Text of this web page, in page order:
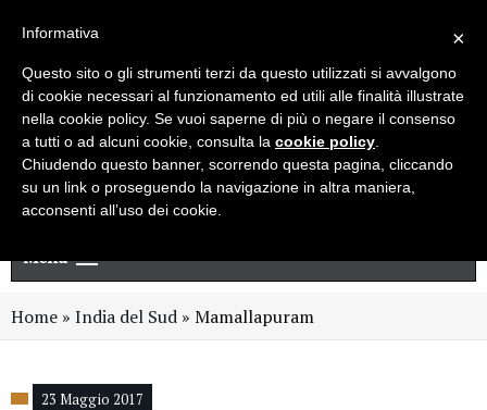
Newsletter
Menu
Home » India del Sud » Mamallapuram
23 Maggio 2017
×
Informativa
Questo sito o gli strumenti terzi da questo utilizzati si avvalgono
di cookie necessari al funzionamento ed utili alle finalità illustrate
nella cookie policy. Se vuoi saperne di più o negare il consenso
a tutti o ad alcuni cookie, consulta la cookie policy
Chiudendo questo banner, scorrendo questa pagina, cliccando
su un link o proseguendo la navigazione in altra maniera,
acconsenti all’uso dei cookie.